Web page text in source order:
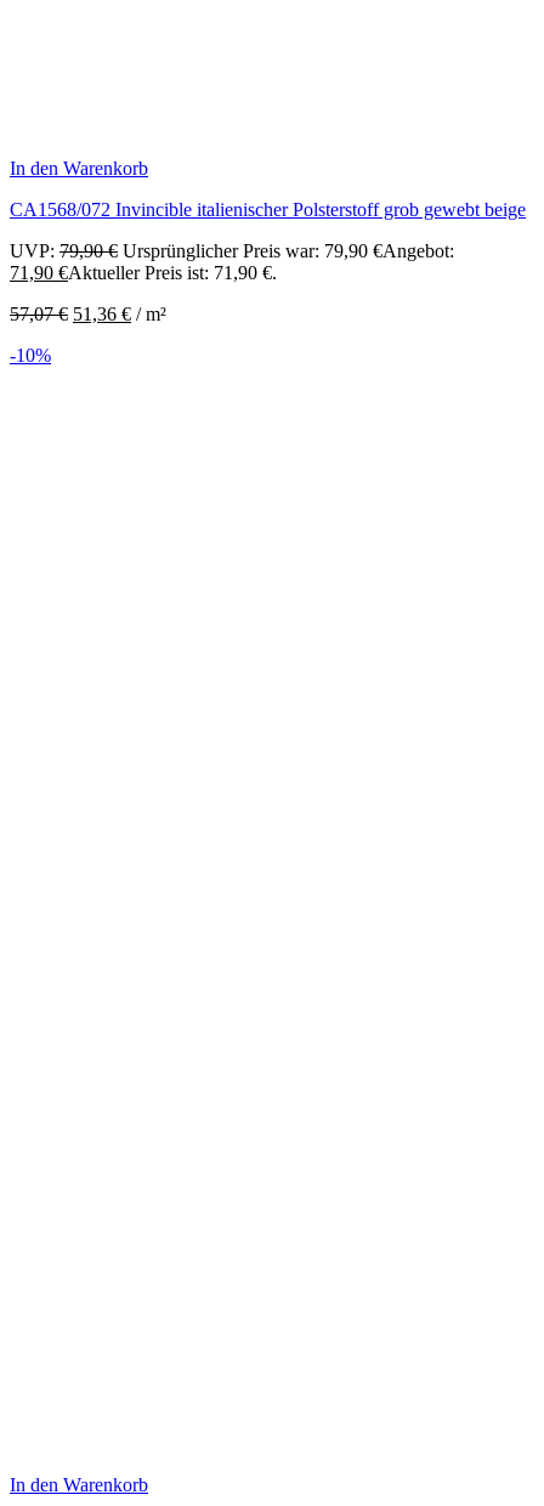
In den Warenkorb
CA1568/072 Invincible italienischer Polsterstoff grob gewebt beige
UVP: 79,90€ Ursprünglicher Preis war: 79,90 €Angebot:
71,90 €Aktueller Preis ist: 71,90 €.
57,07€ 51,36 € /m²
-10%
In den Warenkorb